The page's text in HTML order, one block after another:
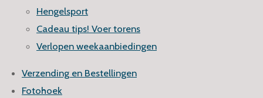
Hengelsport
Cadeau tips! Voer torens
Verlopen weekaanbiedingen
Verzending en Bestellingen
Fotohoek